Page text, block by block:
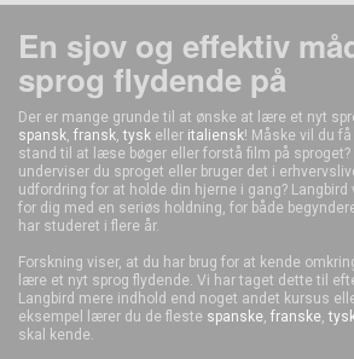
En sjov og effektiv
sprog flydende på
Der er mange grunde til at ønske at lære et nyt
spansk, fransk,tysk eller italiensk! Måske vil du
stand til at læse bøger eller forstå film på
underviser du sproget eller bruger det i
udfordring for at holde din hjerne i gang?
for dig med en seriøs holdning, for både
har studeret i flere år.
Forskning viser, at du har brug for at kende
lære et nyt sprog flydende. Vi har taget dette til
Langbird mere indhold end noget andet kursus
eksempel lærer du de fleste spanske, franske,
skal kende.